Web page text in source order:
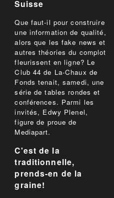
Suisse
Que faut-il pour construire
une information de qualité,
alors que les fake news et
autres théories du complot
fleurissent en ligne? Le
Club 44 de La-Chaux de
Fonds tenait, samedi, une
série de tables rondes et
conférences. Parmi les
invités, Edwy Plenel,
figure de proue de
Mediapart.
C'est de la
traditionnelle,
prends-en de la
graine!